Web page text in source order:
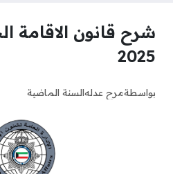
شرح قانون الاقامة
2025
بواسطةمرح عدلهالسنة الماضية